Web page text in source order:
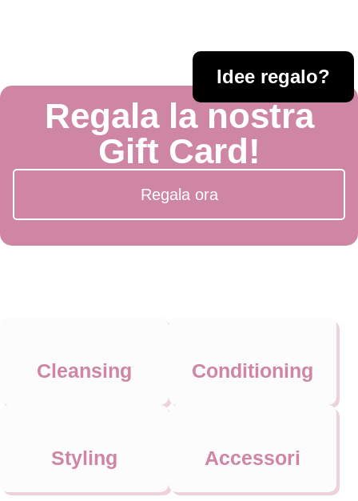
Idee regalo?
Regala la nostra
Gift Card!
Regala ora
Cleansing Conditioning
Styling Accessori